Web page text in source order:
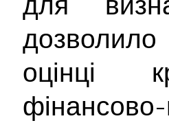
оцінці
фінансово-